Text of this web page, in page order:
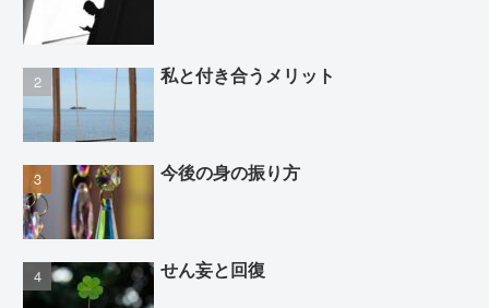
私と付き合うメリット
今後の身の振り方
せん妄と回復